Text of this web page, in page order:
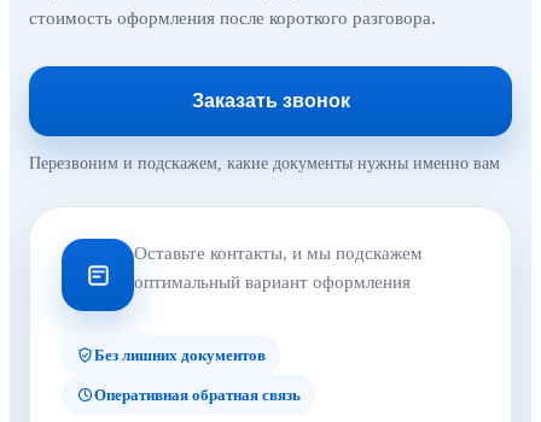
стоимость оформления после короткого разговора.
Заказать звонок
Перезвоним и подскажем, какие документы нужны именно вам
Оставьте контакты, и мы подскажем
оптимальный вариант оформления
Без лишних документов
Оперативная обратная связь